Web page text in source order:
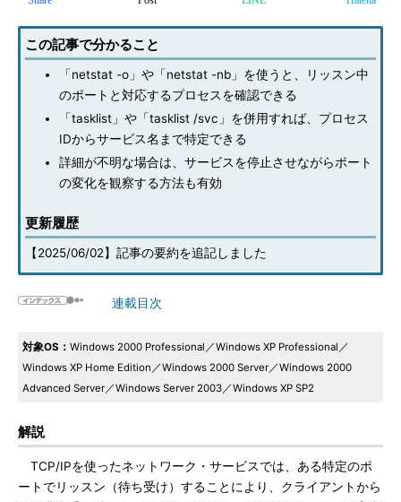
この記事で分かること
「netstat -o」や「netstat -nb」を使うと、リッスン中
のポートと対応するプロセスを確認できる
「tasklist」や「tasklist /svc」を併用すれば、プロセス
IDからサービス名まで特定できる
詳細が不明な場合は、サービスを停止させながらポート
の変化を観察する方法も有効
更新履歴
【2025/06/02】記事の要約を追記しました
連載目次
対象OS： Windows 2000 Professional／Windows XP Professional／
Windows XP Home Edition／Windows 2000 Server／Windows 2000
Advanced Server／Windows Server 2003／Windows XP SP2
解説
TCP/IPを使ったネットワーク・サービスでは、ある特定のポ
ートでリッスン（待ち受け）することにより、クライアントから